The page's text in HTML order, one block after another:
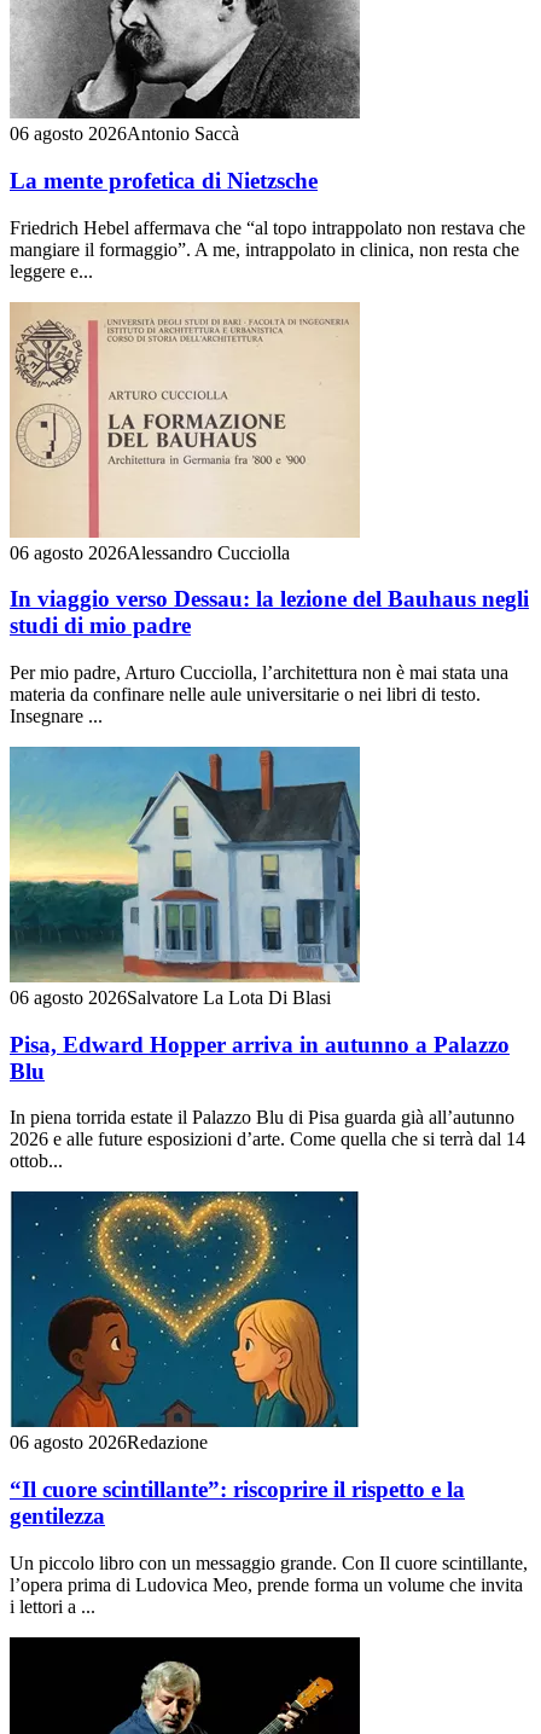
06 agosto 2026Antonio Saccà
La mente profetica di Nietzsche
Friedrich Hebel affermava che “al topo intrappolato non restava che
mangiare il formaggio”. A me, intrappolato in clinica, non resta che
leggere e...
06 agosto 2026Alessandro Cucciolla
In viaggio verso Dessau: la lezione del Bauhaus negli
studi di mio padre
Per mio padre, Arturo Cucciolla, l’architettura non è mai stata una
materia da confinare nelle aule universitarie o nei libri di testo.
Insegnare ...
06 agosto 2026Salvatore La Lota Di Blasi
Pisa, Edward Hopper arriva in autunno a Palazzo
Blu
In piena torrida estate il Palazzo Blu di Pisa guarda già all’autunno
2026 e alle future esposizioni d’arte. Come quella che si terrà dal 14
ottob...
06 agosto 2026Redazione
“Il cuore scintillante”: riscoprire il rispetto e la
gentilezza
Un piccolo libro con un messaggio grande. Con Il cuore scintillante,
l’opera prima di Ludovica Meo, prende forma un volume che invita
i lettori a ...